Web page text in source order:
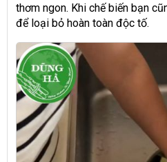
thơm ngon. Khi chế biến bạn
để loại bỏ hoàn toàn độc tố.